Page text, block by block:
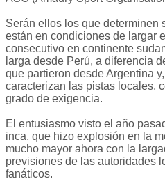
Serán ellos los que determinen
están en condiciones de largar
consecutivo en continente
larga desde Perú, a diferencia
que partieron desde Argentina
caracterizan las pistas locales,
grado de exigencia.
El entusiasmo visto el año
inca, que hizo explosión en la
mucho mayor ahora con la
previsiones de las autoridades
fanáticos.